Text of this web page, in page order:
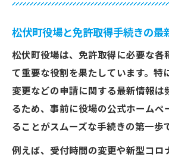
松伏町役場と免許取得手続きの最
松伏町役場は、免許取得に必要な各
て重要な役割を果たしています。特
変更などの申請に関する最新情報は
るため、事前に役場の公式ホームペ
ることがスムーズな手続きの第一歩
例えば、受付時間の変更や新型コロ